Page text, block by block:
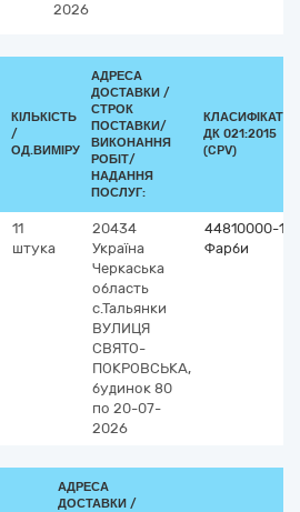
2026
КІЛЬКІСТЬ
/
ОД.ВИМІРУ
АДРЕСА
ДОСТАВКИ /
СТРОК
ПОСТАВКИ/
ВИКОНАННЯ
РОБІТ/
НАДАННЯ
ПОСЛУГ:
КЛАСИФІКАТОР
ДК 021:2015
(CPV)
11
штука
20434
Україна
Черкаська
область
с.Тальянки
ВУЛИЦЯ
СВЯТО-
ПОКРОВСЬКА,
будинок 80
по 20-07-
2026
44810000-1
Фарби
АДРЕСА
ДОСТАВКИ /